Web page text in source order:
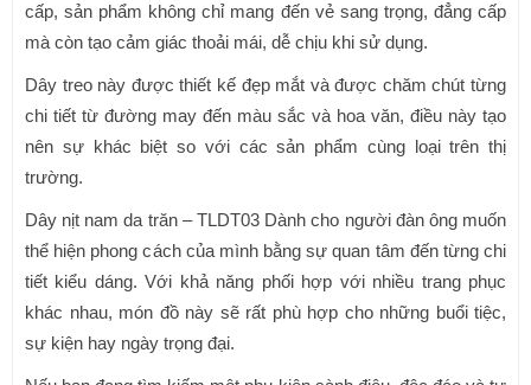
cấp, sản phẩm không chỉ mang đến vẻ sang trọng, đẳng cấp
mà còn tạo cảm giác thoải mái, dễ chịu khi sử dụng.
Dây treo này được thiết kế đẹp mắt và được chăm chút từng
chi tiết từ đường may đến màu sắc và hoa văn, điều này tạo
nên sự khác biệt so với các sản phẩm cùng loại trên thị
trường.
Dây nịt nam da trăn – TLDT03 Dành cho người đàn ông muốn
thể hiện phong cách của mình bằng sự quan tâm đến từng chi
tiết kiểu dáng. Với khả năng phối hợp với nhiều trang phục
khác nhau, món đồ này sẽ rất phù hợp cho những buổi tiệc,
sự kiện hay ngày trọng đại.